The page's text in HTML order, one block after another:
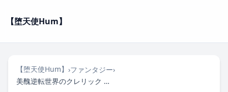
【堕天使Hum】
【堕天使Hum】 ›ファンタジー›
美醜逆転世界のクレリック 〜美醜と貞操観念が逆転した異世界で僧侶になりました。淫欲の呪いを解くためにハーレムパーティで『儀式』します〜 異世界系美醜逆転世界のクレリック 〜美醜と貞操観念が逆転した異世界で僧侶になりました。淫欲の呪いを解くためにハーレムパーティで『儀式』します〜2026年7月